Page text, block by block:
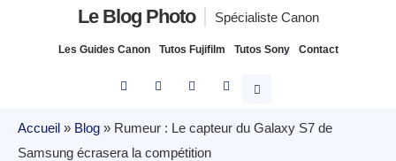
Le Blog Photo Spécialiste Canon
Les Guides Canon Tutos Fujifilm Tutos Sony Contact
Accueil » Blog » Rumeur : Le capteur du Galaxy S7 de
Samsung écrasera la compétition